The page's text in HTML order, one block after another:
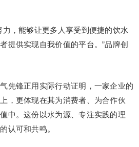
力，能够让更多人享受到便捷的饮水
提供实现自我价值的平台。”品牌创
先锋正用实际行动证明，一家企业的
，更体现在其为消费者、为合作伙
中。这份以水为源、专注实践的理
认可和共鸣。